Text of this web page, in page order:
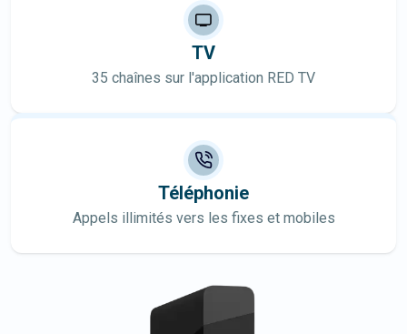
TV
35 chaînes sur l'application RED TV
Téléphonie
Appels illimités vers les fixes et mobiles